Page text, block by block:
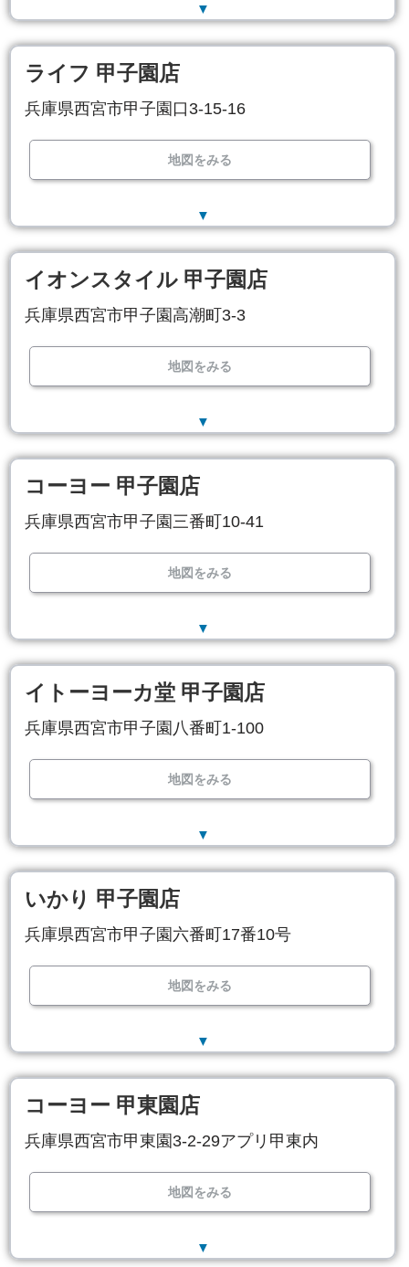
▼
ライフ 甲子園店
兵庫県西宮市甲子園口3-15-16
地図をみる
▼
イオンスタイル 甲子園店
兵庫県西宮市甲子園高潮町3-3
地図をみる
▼
コーヨー 甲子園店
兵庫県西宮市甲子園三番町10-41
地図をみる
▼
イトーヨーカ堂 甲子園店
兵庫県西宮市甲子園八番町1-100
地図をみる
▼
いかり 甲子園店
兵庫県西宮市甲子園六番町17番10号
地図をみる
▼
コーヨー 甲東園店
兵庫県西宮市甲東園3-2-29アプリ甲東内
地図をみる
▼